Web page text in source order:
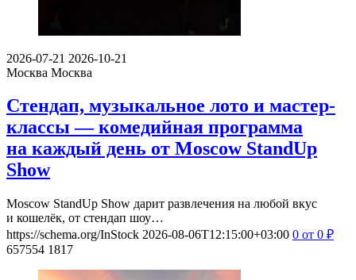
2026-07-21 2026-10-21
Москва Москва
Стендап, музыкальное лото и мастер-
классы — комедийная программа
на каждый день от Moscow StandUp
Show
Moscow StandUp Show дарит развлечения на любой вкус
и кошелёк, от стендап шоу…
https://schema.org/InStock 2026-08-06T12:15:00+03:00 0 от 0 ₽
657554 1817